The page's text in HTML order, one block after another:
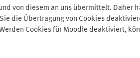
von diesem an uns übermittelt. Daher
die Übertragung von Cookies
Cookies für Moodle deaktiviert,